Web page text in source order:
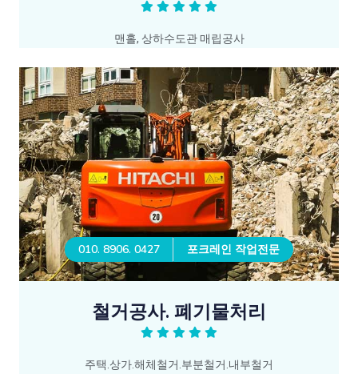
맨홀, 상하수도관 매립공사
010. 8906. 0427 포크레인 작업전문
철거공사. 폐기물처리
주택.상가.해체철거.부분철거.내부철거